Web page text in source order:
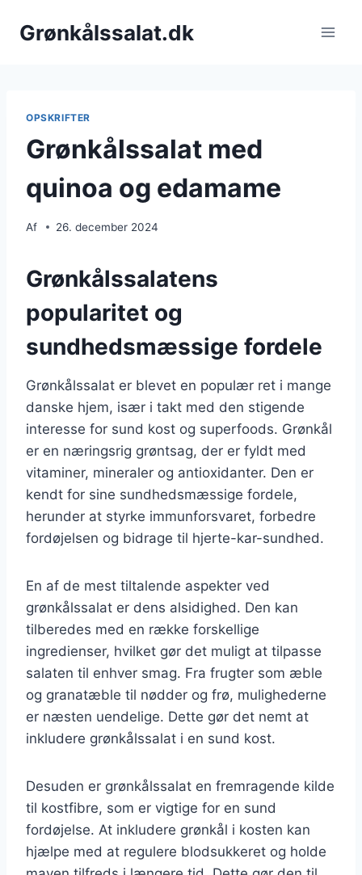
Grønkålssalat.dk
OPSKRIFTER
Grønkålssalat med
quinoa og edamame
Af 26. december 2024
Grønkålssalatens
popularitet og
sundhedsmæssige fordele
Grønkålssalat er blevet en populær ret i mange
danske hjem, især i takt med den stigende
interesse for sund kost og superfoods. Grønkål
er en næringsrig grøntsag, der er fyldt med
vitaminer, mineraler og antioxidanter. Den er
kendt for sine sundhedsmæssige fordele,
herunder at styrke immunforsvaret, forbedre
fordøjelsen og bidrage til hjerte-kar-sundhed.
En af de mest tiltalende aspekter ved
grønkålssalat er dens alsidighed. Den kan
tilberedes med en række forskellige
ingredienser, hvilket gør det muligt at tilpasse
salaten til enhver smag. Fra frugter som æble
og granatæble til nødder og frø, mulighederne
er næsten uendelige. Dette gør det nemt at
inkludere grønkålssalat i en sund kost.
Desuden er grønkålssalat en fremragende kilde
til kostfibre, som er vigtige for en sund
fordøjelse. At inkludere grønkål i kosten kan
hjælpe med at regulere blodsukkeret og holde